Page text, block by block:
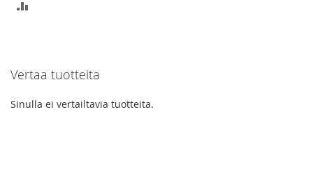
Vertaa tuotteita
Sinulla ei vertailtavia tuotteita.